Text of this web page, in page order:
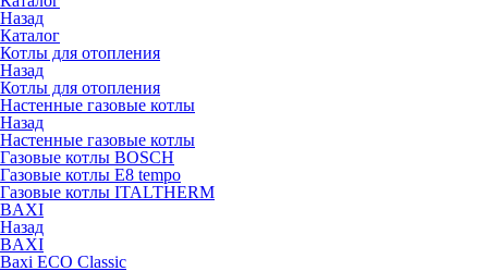
Назад
Каталог
Котлы для отопления
Назад
Котлы для отопления
Настенные газовые котлы
Назад
Настенные газовые котлы
Газовые котлы BOSCH
Газовые котлы E8 tempo
Газовые котлы ITALTHERM
BAXI
Назад
BAXI
Baxi ECO Classic